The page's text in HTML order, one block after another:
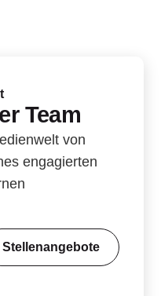
Team
von
engagierten
Stellenangebote